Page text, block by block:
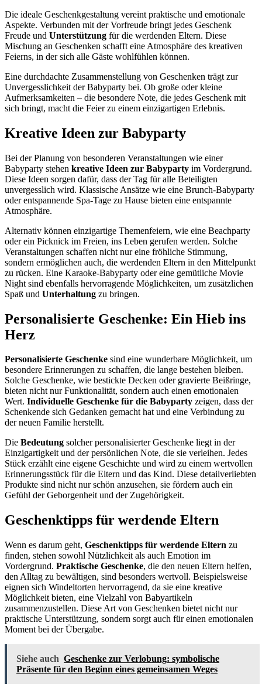
Die ideale Geschenkgestaltung vereint praktische und emotionale
Aspekte. Verbunden mit der Vorfreude bringt jedes Geschenk
Freude und Unterstützung für die werdenden Eltern. Diese
Mischung an Geschenken schafft eine Atmosphäre des kreativen
Feierns, in der sich alle Gäste wohlfühlen können.
Eine durchdachte Zusammenstellung von Geschenken trägt zur
Unvergesslichkeit der Babyparty bei. Ob große oder kleine
Aufmerksamkeiten – die besondere Note, die jedes Geschenk mit
sich bringt, macht die Feier zu einem einzigartigen Erlebnis.
Kreative Ideen zur Babyparty
Bei der Planung von besonderen Veranstaltungen wie einer
Babyparty stehen kreative Ideen zur Babyparty im Vordergrund.
Diese Ideen sorgen dafür, dass der Tag für alle Beteiligten
unvergesslich wird. Klassische Ansätze wie eine Brunch-Babyparty
oder entspannende Spa-Tage zu Hause bieten eine entspannte
Atmosphäre.
Alternativ können einzigartige Themenfeiern, wie eine Beachparty
oder ein Picknick im Freien, ins Leben gerufen werden. Solche
Veranstaltungen schaffen nicht nur eine fröhliche Stimmung,
sondern ermöglichen auch, die werdenden Eltern in den Mittelpunkt
zu rücken. Eine Karaoke-Babyparty oder eine gemütliche Movie
Night sind ebenfalls hervorragende Möglichkeiten, um zusätzlichen
Spaß und Unterhaltung zu bringen.
Personalisierte Geschenke: Ein Hieb ins
Herz
Personalisierte Geschenke sind eine wunderbare Möglichkeit, um
besondere Erinnerungen zu schaffen, die lange bestehen bleiben.
Solche Geschenke, wie bestickte Decken oder gravierte Beißringe,
bieten nicht nur Funktionalität, sondern auch einen emotionalen
Wert. Individuelle Geschenke für die Babyparty zeigen, dass der
Schenkende sich Gedanken gemacht hat und eine Verbindung zu
der neuen Familie herstellt.
Die Bedeutung solcher personalisierter Geschenke liegt in der
Einzigartigkeit und der persönlichen Note, die sie verleihen. Jedes
Stück erzählt eine eigene Geschichte und wird zu einem wertvollen
Erinnerungsstück für die Eltern und das Kind. Diese detailverliebten
Produkte sind nicht nur schön anzusehen, sie fördern auch ein
Gefühl der Geborgenheit und der Zugehörigkeit.
Geschenktipps für werdende Eltern
Wenn es darum geht, Geschenktipps für werdende Eltern zu
finden, stehen sowohl Nützlichkeit als auch Emotion im
Vordergrund. Praktische Geschenke, die den neuen Eltern helfen,
den Alltag zu bewältigen, sind besonders wertvoll. Beispielsweise
eignen sich Windeltorten hervorragend, da sie eine kreative
Möglichkeit bieten, eine Vielzahl von Babyartikeln
zusammenzustellen. Diese Art von Geschenken bietet nicht nur
praktische Unterstützung, sondern sorgt auch für einen emotionalen
Moment bei der Übergabe.
Siehe auch Geschenke zur Verlobung: symbolische
Präsente für den Beginn eines gemeinsamen Weges